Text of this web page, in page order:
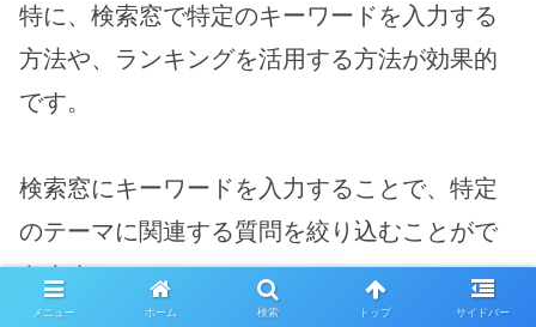
特に、検索窓で特定のキーワードを入力する
方法や、ランキングを活用する方法が効果的
です。
検索窓にキーワードを入力することで、特定
のテーマに関連する質問を絞り込むことがで
きます。
メニュー ホーム 検索 トップ サイドバー